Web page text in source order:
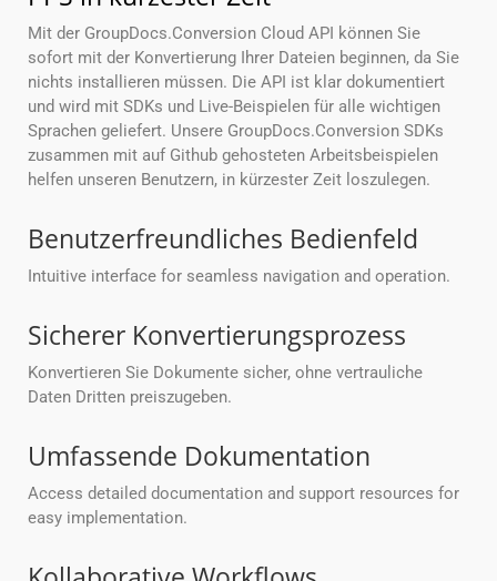
Mit der GroupDocs.Conversion Cloud API können Sie
sofort mit der Konvertierung Ihrer Dateien beginnen, da Sie
nichts installieren müssen. Die API ist klar dokumentiert
und wird mit SDKs und Live-Beispielen für alle wichtigen
Sprachen geliefert. Unsere GroupDocs.Conversion SDKs
zusammen mit auf Github gehosteten Arbeitsbeispielen
helfen unseren Benutzern, in kürzester Zeit loszulegen.
Benutzerfreundliches Bedienfeld
Intuitive interface for seamless navigation and operation.
Sicherer Konvertierungsprozess
Konvertieren Sie Dokumente sicher, ohne vertrauliche
Daten Dritten preiszugeben.
Umfassende Dokumentation
Access detailed documentation and support resources for
easy implementation.